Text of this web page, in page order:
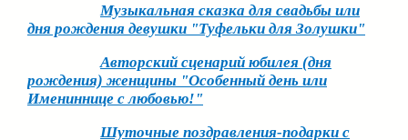
Музыкальная сказка для свадьбы или
дня рождения девушки "Туфельки для Золушки"
Авторский сценарий юбилея (дня
рождения) женщины "Особенный день или
Имениннице с любовью!"
Шуточные поздравления-подарки с